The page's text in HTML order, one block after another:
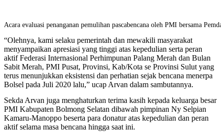
Acara evaluasi penanganan pemulihan pascabencana oleh PMI bersama
“Olehnya, kami selaku pemerintah dan mewakili masyarakat
menyampaikan apresiasi yang tinggi atas kepedulian serta peran
aktif Federasi Internasional Perhimpunan Palang Merah dan Bulan
Sabit Merah, PMI Pusat, Provinsi, Kab/Kota se Provinsi Sulut yang
terus menunjukkan eksistensi dan perhatian sejak bencana menerpa
Bolsel pada Juli 2020 lalu,” ucap Arvan dalam sambutannya.
Sekda Arvan juga menghaturkan terima kasih kepada keluarga besar
PMI Kabupaten Bolmong Selatan dibawah pimpinan Ny Selpian
Kamaru-Manoppo beserta para donatur atas kepedulian dan peran
aktif selama masa bencana hingga saat ini.